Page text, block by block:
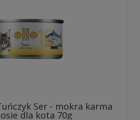
Ser - mokra karma
dla kota 70g